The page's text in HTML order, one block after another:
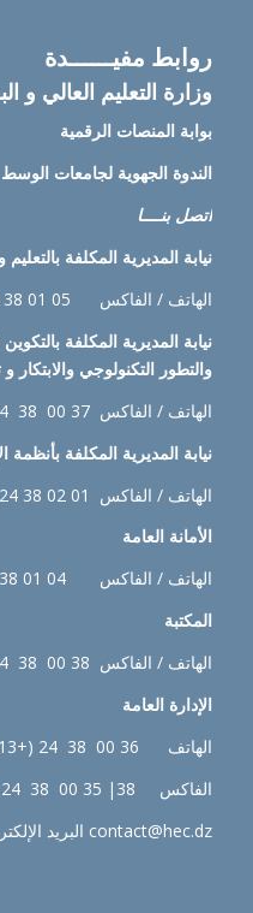
روابط مفيــــــدة
وزارة التعليم العالي و
بوابة المنصات الرقمية
الندوة الجهوية لجامعات الوسط
اتصل بنــــا
نيابة المديرية المكلفة
الهاتف / الفاكس 05 01 38 24 (+213)
نيابة المديرية المكلفة
والتطور التكنولوجي والابتكار و
الهاتف / الفاكس 37 00 38 24 (+213)
نيابة المديرية المكلفة بأنظمة
الهاتف / الفاكس 01 02 38 24 (+213)
الأمانة العامة
الهاتف / الفاكس 04 01 38 24(+213)
المكتبة
الهاتف / الفاكس 38 00 38 24 (+213)
الإدارة العامة
الهاتف 36 00 38 24 (+213)
الفاكس 38| 35 00 38 24 (+213)
contact@hec.dz البريد الإلكتروني